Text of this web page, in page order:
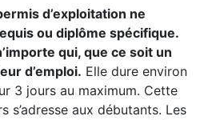
d’exploitation ne
ou diplôme spécifique.
qui, que ce soit un
d’emploi. Elle dure environ
3 jours au maximum. Cette
s’adresse aux débutants. Les